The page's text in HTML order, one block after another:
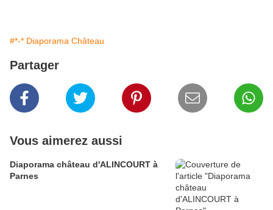
#*-* Diaporama Château
Partager
Vous aimerez aussi
Diaporama château d'ALINCOURT à
Parnes